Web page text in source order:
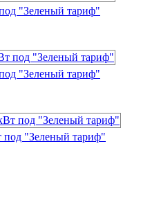
"Зеленый тариф"
"Зеленый тариф"
под "Зеленый тариф"